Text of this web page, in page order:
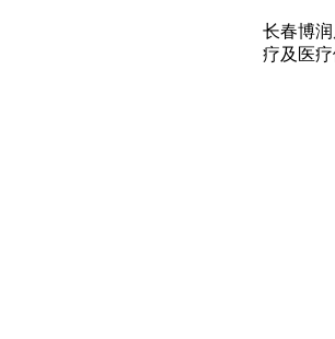
长春博
疗及医